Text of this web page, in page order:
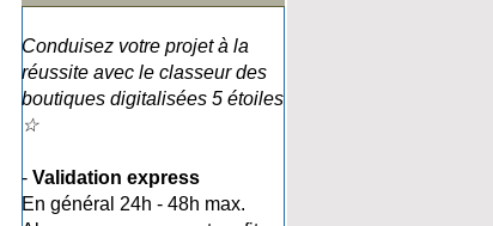
Conduisez votre projet à la
réussite avec le classeur des
boutiques digitalisées 5 étoiles
☆
- Validation express
En général 24h - 48h max.